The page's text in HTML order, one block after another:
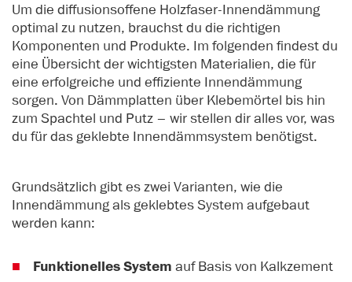
Um die diffusionsoffene Holzfaser-Innendämmung
optimal zu nutzen, brauchst du die richtigen
Komponenten und Produkte. Im folgenden findest du
eine Übersicht der wichtigsten Materialien, die für
eine erfolgreiche und effiziente Innendämmung
sorgen. Von Dämmplatten über Klebemörtel bis hin
zum Spachtel und Putz – wir stellen dir alles vor, was
du für das geklebte Innendämmsystem benötigst.
Grundsätzlich gibt es zwei Varianten, wie die
Innendämmung als geklebtes System aufgebaut
werden kann:
Funktionelles System auf Basis von Kalkzement